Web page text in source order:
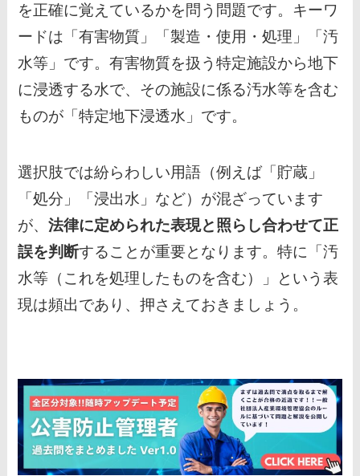
を正確に覚えているかを問う問題です。キーワ
ードは「有害物質」「製造・使用・処理」「汚
水等」です。有害物質を扱う特定施設から地下
に浸透する水で、その施設に係る汚水等を含む
ものが「特定地下浸透水」です。
選択肢では紛らわしい用語（例えば「貯蔵」
「処分」「浸出水」など）が混ざっています
が、法律に定められた表現と照らし合わせて正
誤を判断することが重要となります。特に「汚
水等（これを処理したものを含む）」という表
現は頻出であり、押さえておきましょう。